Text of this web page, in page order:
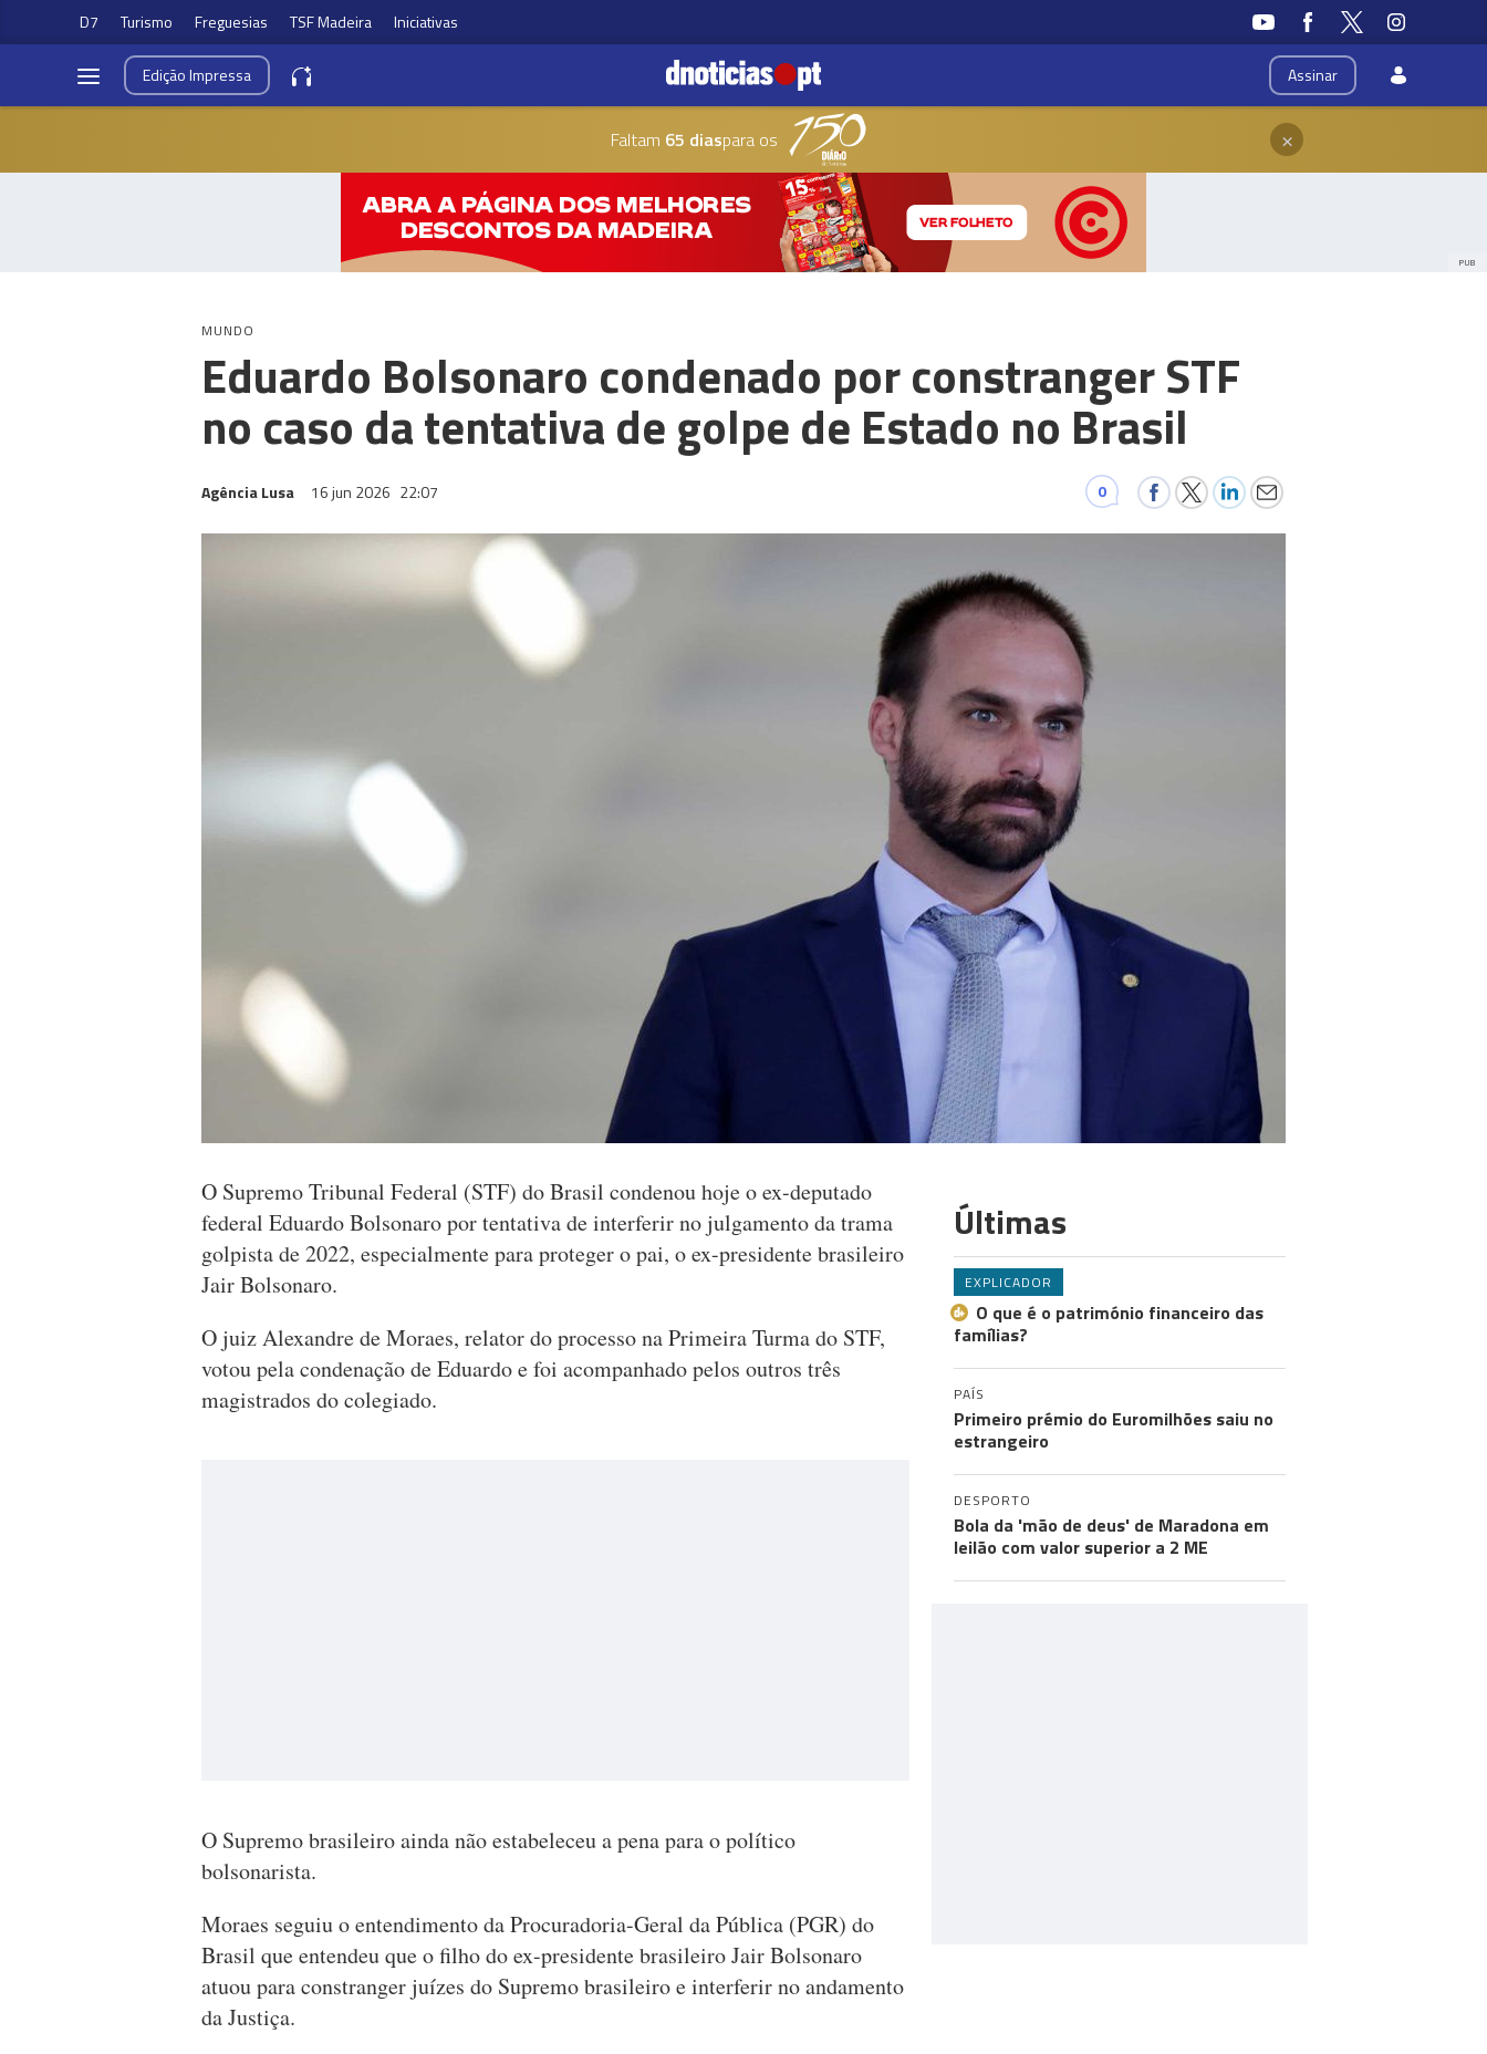
D7 Turismo Freguesias TSF Madeira Iniciativas
Assinar
EdiçãoImpressa
Faltam 65 diaspara os ×
PUB
MUNDO
Eduardo Bolsonaro condenado por constranger STF
no caso da tentativa de golpe de Estado no Brasil
Agência Lusa 16 jun 2026 22:07 0
O Supremo Tribunal Federal (STF) do Brasil condenou hoje o ex-deputado
federal Eduardo Bolsonaro por tentativa de interferir no julgamento da trama
golpista de 2022, especialmente para proteger o pai, o ex-presidente brasileiro
Jair Bolsonaro.
O juiz Alexandre de Moraes, relator do processo na Primeira Turma do STF,
votou pela condenação de Eduardo e foi acompanhado pelos outros três
magistrados do colegiado.
O Supremo brasileiro ainda não estabeleceu a pena para o político
bolsonarista.
Moraes seguiu o entendimento da Procuradoria-Geral da Pública (PGR) do
Brasil que entendeu que o filho do ex-presidente brasileiro Jair Bolsonaro
atuou para constranger juízes do Supremo brasileiro e interferir no andamento
da Justiça.
Últimas
EXPLICADOR
O que é o património financeiro das
famílias?
PAÍS
Primeiro prémio do Euromilhões saiu no
estrangeiro
DESPORTO
Bola da 'mão de deus' de Maradona em
leilão com valor superior a 2 ME